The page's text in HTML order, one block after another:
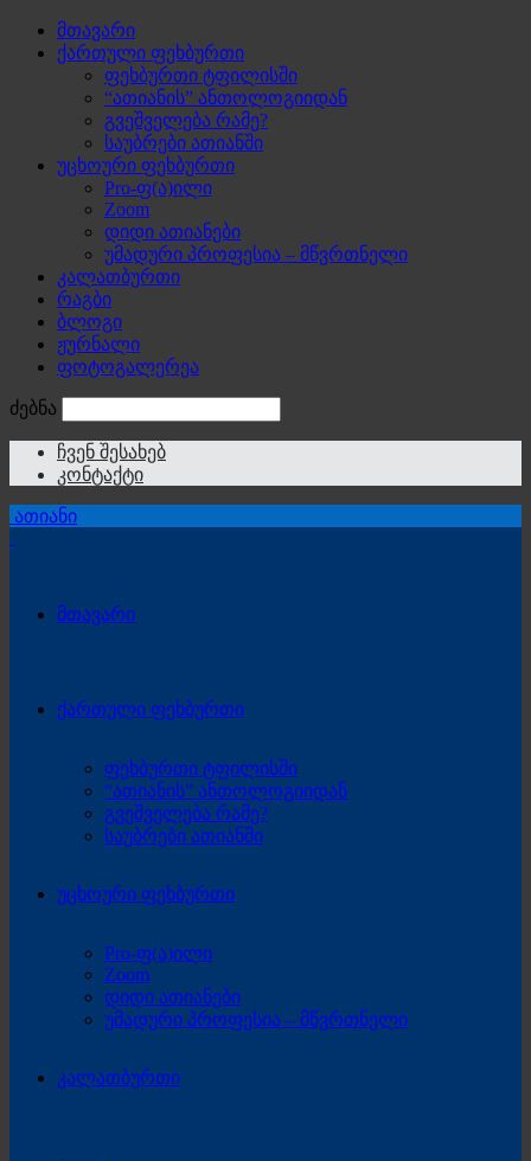
მთავარი
ქართული ფეხბურთი
ფეხბურთი ტფილისში
“ათიანის” ანთოლოგიიდან
გვეშველება რამე?
საუბრები ათიანში
უცხოური ფეხბურთი
Pro-ფ(ა)ილი
Zoom
დიდი ათიანები
უმადური პროფესია – მწვრთნელი
კალათბურთი
რაგბი
ბლოგი
ჟურნალი
ფოტოგალერეა
ძებნა
ჩვენ შესახებ
კონტაქტი
ათიანი
მთავარი
ქართული ფეხბურთი
ფეხბურთი ტფილისში
“ათიანის” ანთოლოგიიდან
გვეშველება რამე?
საუბრები ათიანში
უცხოური ფეხბურთი
Pro-ფ(ა)ილი
Zoom
დიდი ათიანები
უმადური პროფესია – მწვრთნელი
კალათბურთი